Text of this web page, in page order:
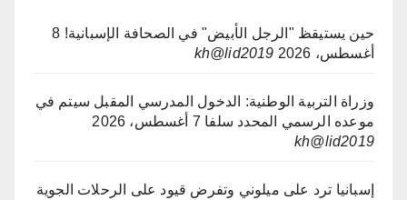
حين يستيقظ "الرجل الأبيض" في الصحافة الإسبانية! 8
أغسطس، 2026
kh@lid2019
وزراة التربية الوطنية: الدخول المدرسي المقبل سیتم في
موعده الرسمي المحدد سلفا 7 أغسطس، 2026
kh@lid2019
إسبانيا ترد على ميلوني وتفرض قيود على الرحلات الجوية